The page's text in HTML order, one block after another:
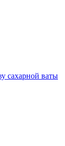
сахарной ваты